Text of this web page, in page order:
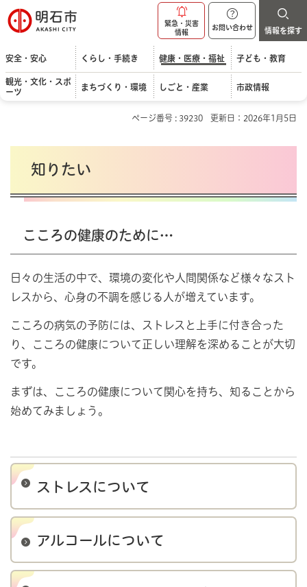
明石市
緊急・災害
情報
お問い合わせ 情報を探す
安全・安心 くらし・手続き 健康・医療・福祉 子ども・教育
観光・文化・スポ
ーツ
まちづくり・環境 しごと・産業 市政情報
ページ番号 : 39230 更新日：2026年1月5日
知りたい
こころの健康のために…
日々の生活の中で、環境の変化や人間関係など様々なスト
レスから、心身の不調を感じる人が増えています。
こころの病気の予防には、ストレスと上手に付き合った
り、こころの健康について正しい理解を深めることが大切
です。
まずは、こころの健康について関心を持ち、知ることから
始めてみましょう。
ストレスについて
アルコールについて